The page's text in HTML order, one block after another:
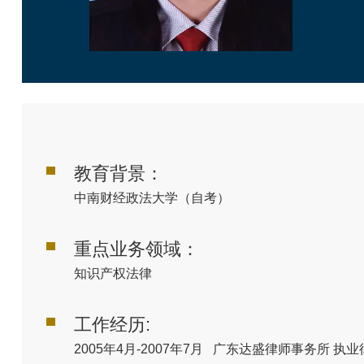
教育背景：
中南财经政法大学（自考）
重点业务领域：
知识产权法律
工作经历:
2005年4月-2007年7月 广东达盛律师事务所 执业